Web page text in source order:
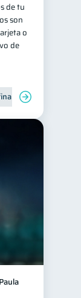
de tu
son
o
de